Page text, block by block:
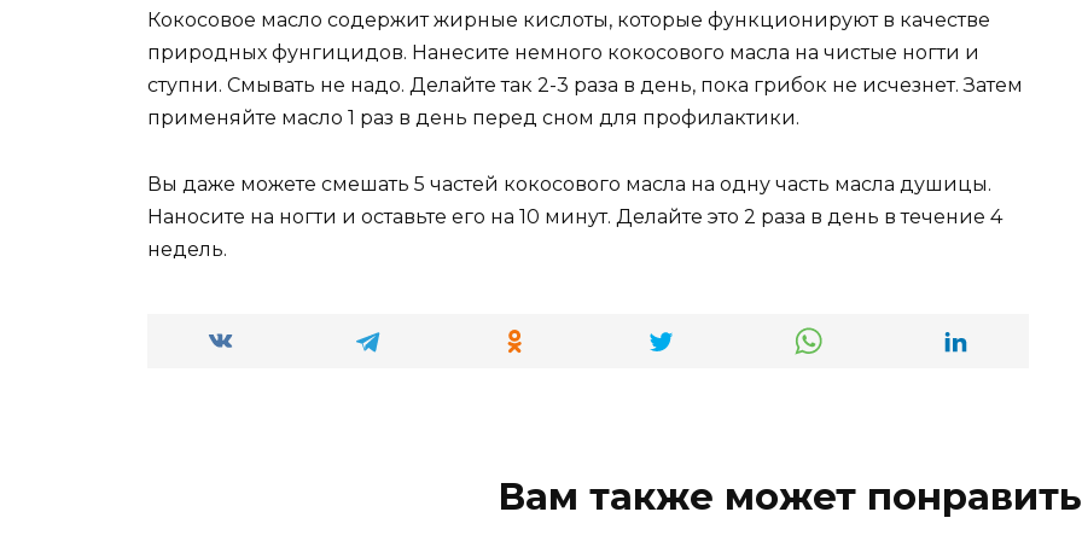
Кокосовое масло содержит жирные кислоты, которые функционируют в качестве
природных фунгицидов. Нанесите немного кокосового масла на чистые ногти и
ступни. Смывать не надо. Делайте так 2-3 раза в день, пока грибок не исчезнет. Затем
применяйте масло 1 раз в день перед сном для профилактики.
Вы даже можете смешать 5 частей кокосового масла на одну часть масла душицы.
Наносите на ногти и оставьте его на 10 минут. Делайте это 2 раза в день в течение 4
недель.
Вам также может